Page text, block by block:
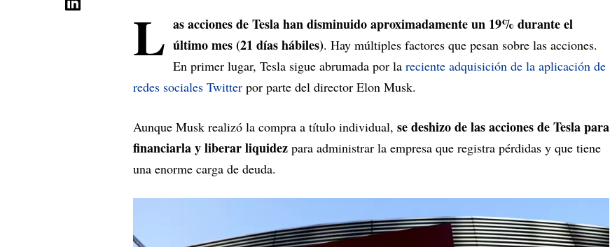
L as acciones de Tesla han disminuido aproximadamente un 19% durante el
último mes (21 días hábiles). Hay múltiples factores que pesan sobre las acciones.
En primer lugar, Tesla sigue abrumada por la reciente adquisición de la aplicación de
redes sociales Twitter por parte del director Elon Musk.
Aunque Musk realizó la compra a título individual, se deshizo de las acciones de Tesla para
financiarla y liberar liquidez para administrar la empresa que registra pérdidas y que tiene
una enorme carga de deuda.